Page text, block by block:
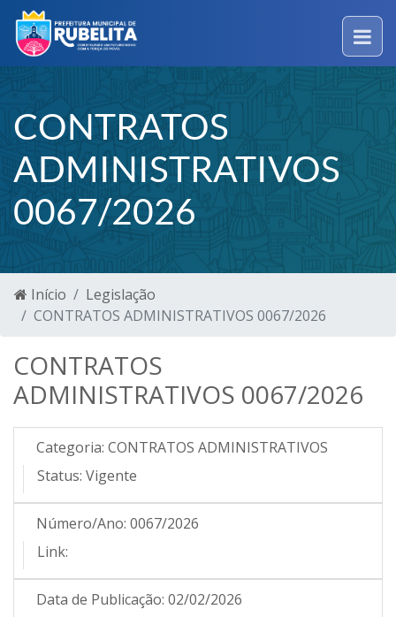
CONTRATOS
ADMINISTRATIVOS
0067/2026
Início
Legislação
CONTRATOS ADMINISTRATIVOS 0067/2026
CONTRATOS
ADMINISTRATIVOS 0067/2026
Categoria: CONTRATOS ADMINISTRATIVOS
Status: Vigente
Número/Ano: 0067/2026
Link:
Data de Publicação: 02/02/2026